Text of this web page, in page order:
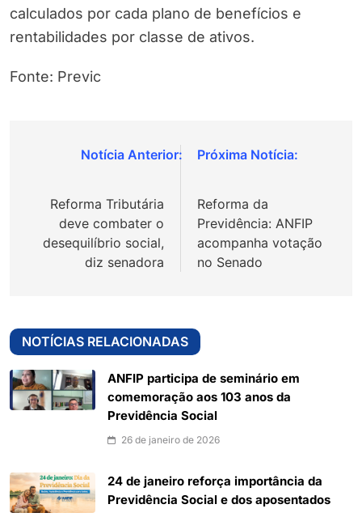
calculados por cada plano de benefícios e
rentabilidades por classe de ativos.
Fonte: Previc
Navegação
Post
Reforma Tributária
deve combater o
desequilíbrio social,
diz senadora
Reforma da
Previdência: ANFIP
acompanha votação
no Senado
NOTÍCIAS RELACIONADAS
ANFIP participa de seminário em
comemoração aos 103 anos da
Previdência Social
26 de janeiro de 2026
24 de janeiro reforça importância da
Previdência Social e dos aposentados